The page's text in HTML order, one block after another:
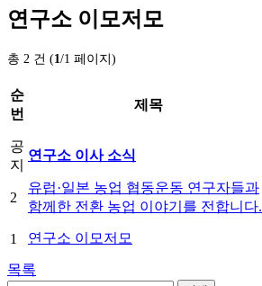
연구소 이모저모
총 2 건 (1/1 페이지)
순
번
제목
공
지
연구소 이사 소식
2
유럽·일본 농업 협동운동 연구자들과
함께한 전환 농업 이야기를 전합니다.
1 연구소 이모저모
목록